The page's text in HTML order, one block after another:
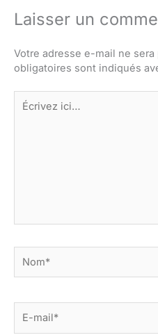
Laisser un
Votre adresse e-mail ne sera
obligatoires sont indiqués
Écrivez
ici…
mail*